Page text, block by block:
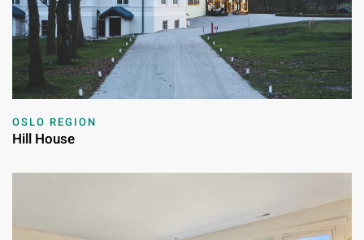
OSLO REGION
Hill House